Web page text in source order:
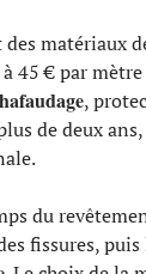
matériaux
45 € par
,
de deux
du
fissures,